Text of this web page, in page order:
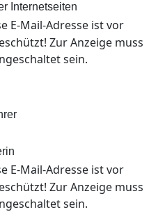
Internetseiten
E-Mail-Adresse ist vor
Zur Anzeige muss
sein.
E-Mail-Adresse ist vor
Zur Anzeige muss
sein.